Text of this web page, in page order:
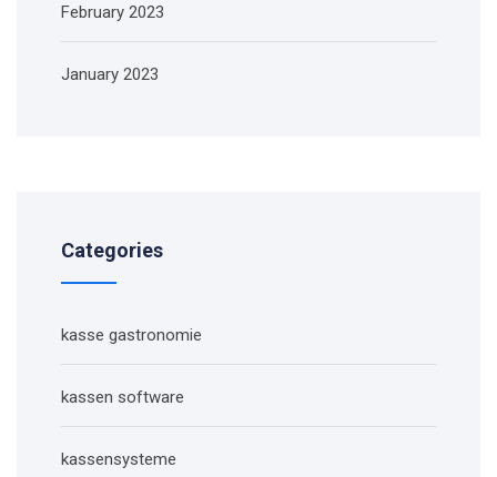
February 2023
January 2023
Categories
kasse gastronomie
kassen software
kassensysteme